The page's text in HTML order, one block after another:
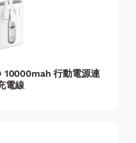
行動電源連
電線